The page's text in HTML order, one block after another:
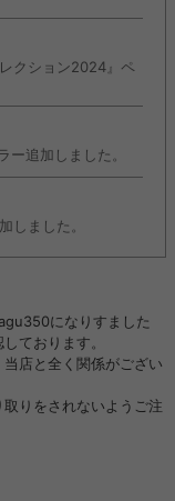
クション2024』ペ
追加しました。
しました。
になりすました
ております。
店と全く関係がござい
りをされないようご注